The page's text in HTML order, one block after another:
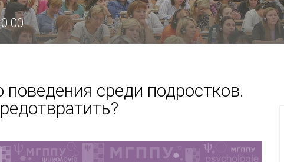
среди подростков.